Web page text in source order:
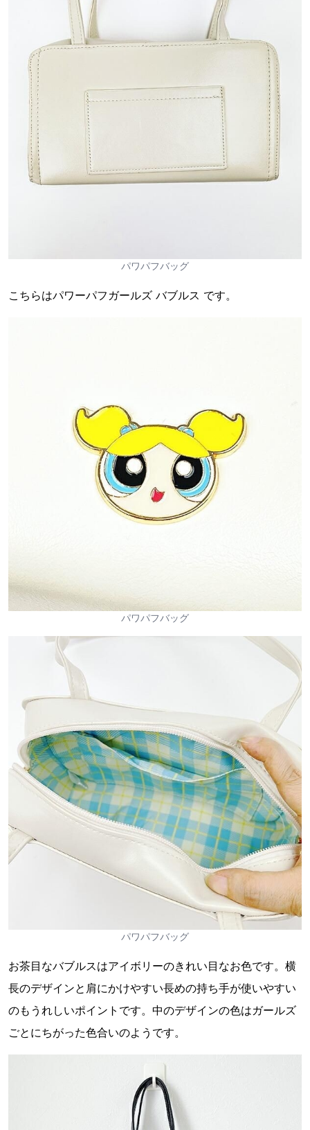
パワパフバッグ
こちらはパワーパフガールズ バブルス です。
パワパフバッグ
パワパフバッグ
お茶目なバブルスはアイボリーのきれい目なお色です。横
長のデザインと肩にかけやすい長めの持ち手が使いやすい
のもうれしいポイントです。中のデザインの色はガールズ
ごとにちがった色合いのようです。